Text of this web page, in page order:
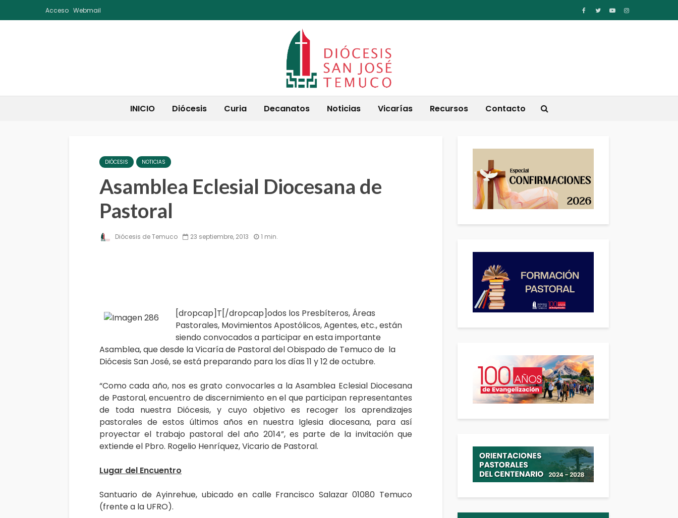
Acceso Webmail
INICIO Diócesis Curia Decanatos Noticias Vicarías Recursos Contacto
DIÓCESIS NOTICIAS
Asamblea Eclesial Diocesana de
Pastoral
Diócesis de Temuco 23 septiembre, 2013 1 min.
[dropcap]T[/dropcap]odos los Presbíteros, Áreas
Pastorales, Movimientos Apostólicos, Agentes, etc., están
siendo convocados a participar en esta importante
Asamblea, que desde la Vicaría de Pastoral del Obispado de Temuco de la
Diócesis San José, se está preparando para los días 11 y 12 de octubre.
“Como cada año, nos es grato convocarles a la Asamblea Eclesial Diocesana
de Pastoral, encuentro de discernimiento en el que participan representantes
de toda nuestra Diócesis, y cuyo objetivo es recoger los aprendizajes
pastorales de estos últimos años en nuestra Iglesia diocesana, para así
proyectar el trabajo pastoral del año 2014”, es parte de la invitación que
extiende el Pbro. Rogelio Henríquez, Vicario de Pastoral.
Lugar del Encuentro
Santuario de Ayinrehue, ubicado en calle Francisco Salazar 01080 Temuco
(frente a la UFRO).